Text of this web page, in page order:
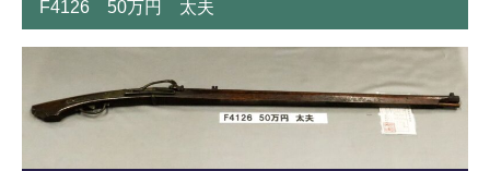
F4126 50万円 太夫